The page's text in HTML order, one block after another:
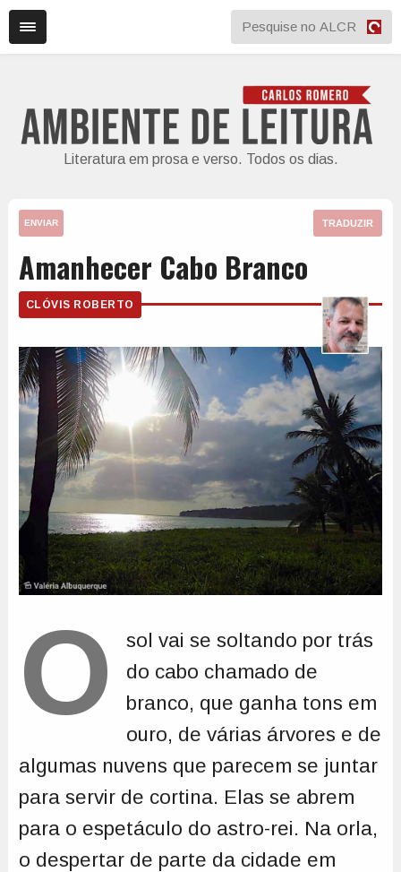
Literatura em prosa e verso. Todos os dias.
ENVIAR TRADUZIR
Amanhecer Cabo Branco
CLÓVIS ROBERTO
O
sol vai se soltando por trás
do cabo chamado de
branco, que ganha tons em
ouro, de várias árvores e de
algumas nuvens que parecem se juntar
para servir de cortina. Elas se abrem
para o espetáculo do astro-rei. Na orla,
o despertar de parte da cidade em